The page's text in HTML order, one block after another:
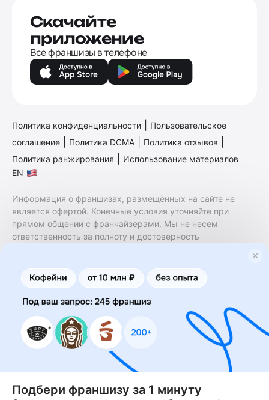
Скачайте
приложение
Все франшизы в телефоне
Политика конфиденциальности
Пользовательское
соглашение
Политика DCMA Политика отзывов
Политика ранжирования
Использование материалов
EN
Информация о франшизах, размещённых на сайте не
является офертой. Конечные условия уточняйте при
прямом общении с франчайзерами. Мы не несем
ответственность за полноту и достоверность
финансовые услуги. Заключение договоров
коммерческой концессии (франчайзинга) осуществляется
правообладателями/их представителями. Бизнесменс.ру
не является посредником или представителем
правообладателя и не несет ответственность за условия
предоставления франшизы и действия лиц,
осуществленные на основании информации, имеющейся
на сайте или полученной через него. За достоверность
предоставленной информации несет ответственность
правообладатель.
Подбери франшизу за 1 минуту